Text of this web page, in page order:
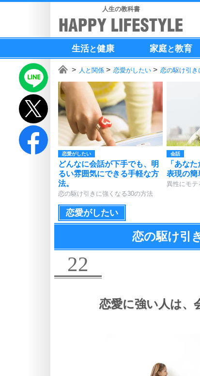
人生の教科書
生活と健康 家庭と教育
人と関係 恋愛がしたい 恋の駆け引き
恋愛がしたい
どんなに会話が下手でも、明
るい雰囲気にできる手軽な方
法。
恋の駆け引きに強くなる30の方法
会話
「あな
表現の簡
異性にモテ
恋愛がしたい
恋の駆け引
22
恋愛に強い人は、